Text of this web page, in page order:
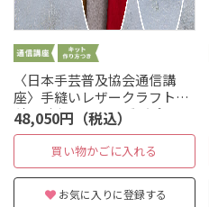
〈日本手芸普及協会通信講
座〉手縫いレザークラフト本
科 財布：オリーブ／ポー
チ：グレー
48,050円（税込）
買い物かごに入れる
お気に入りに登録する